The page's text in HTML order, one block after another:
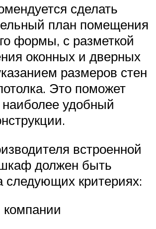
сделать
план помещения
формы, с разметкой
оконных и дверных
размеров стен
Это поможет
наиболее удобный
встроенной
должен быть
следующих критериях:
компании